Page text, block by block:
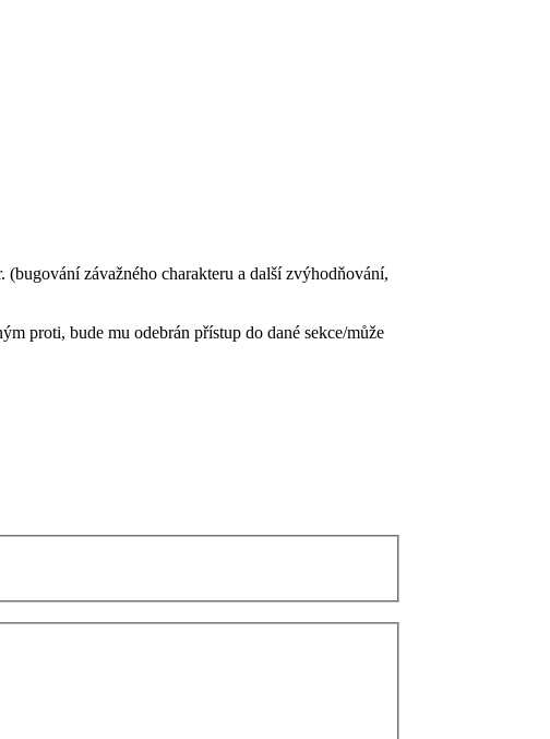
závažného charakteru a další zvýhodňování,
proti, bude mu odebrán přístup do dané sekce/může